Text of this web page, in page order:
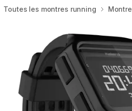
Toutes les montres running